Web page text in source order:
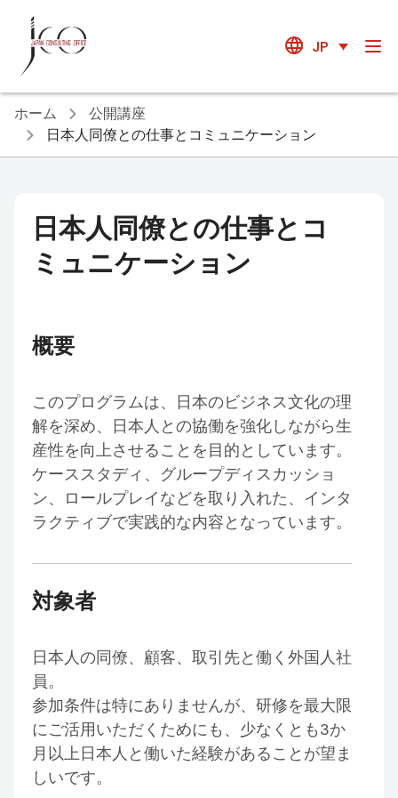
JP
ホーム
公開講座
日本人同僚との仕事とコミュニケーション
日本人同僚との仕事とコ
ミュニケーション
概要
このプログラムは、日本のビジネス文化の理
解を深め、日本人との協働を強化しながら生
産性を向上させることを目的としています。
ケーススタディ、グループディスカッショ
ン、ロールプレイなどを取り入れた、インタ
ラクティブで実践的な内容となっています。
対象者
日本人の同僚、顧客、取引先と働く外国人社
員。
参加条件は特にありませんが、研修を最大限
にご活用いただくためにも、少なくとも3か
月以上日本人と働いた経験があることが望ま
しいです。